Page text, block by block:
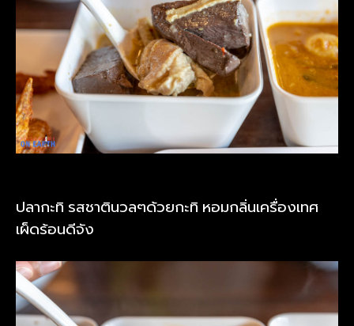
ปลากะทิ รสชาตินวลๆด้วยกะทิ หอมกลิ่นเครื่องเทศ
เผ็ดร้อนดีจัง